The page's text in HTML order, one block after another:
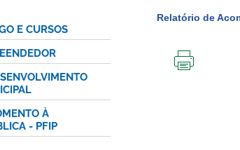
Relatório de
E CURSOS
À
- PFIP